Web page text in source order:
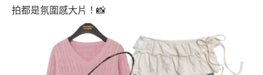
拍都是氛圍感大片！📸